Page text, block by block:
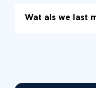
Wat als we last